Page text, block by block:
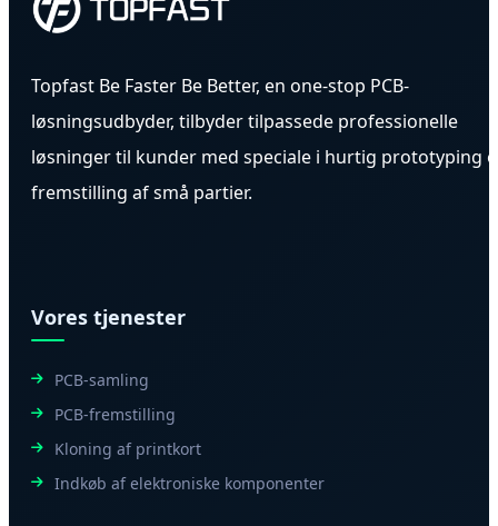
Topfast Be Faster Be Better, en one-stop PCB-
løsningsudbyder, tilbyder tilpassede professionelle
løsninger til kunder med speciale i hurtig prototyping
fremstilling af små partier.
Vores tjenester
PCB-samling
PCB-fremstilling
Kloning af printkort
Indkøb af elektroniske komponenter